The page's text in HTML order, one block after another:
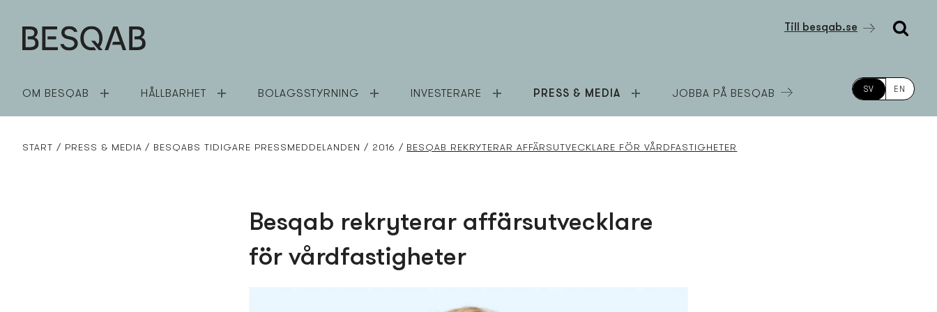
Till besqab.se
OM BESQAB HÅLLBARHET BOLAGSSTYRNING INVESTERARE PRESS & MEDIA JOBBA PÅ BESQAB SV EN
START PRESS­ & MEDIA BESQABS TIDIGARE PRESS­MEDDELANDEN 2016 BESQAB REKRYTERAR AFFÄRSUTVECKLARE FÖR VÅRDFASTIGHETER
Besqab rekryterar affärsutvecklare
för vårdfastigheter